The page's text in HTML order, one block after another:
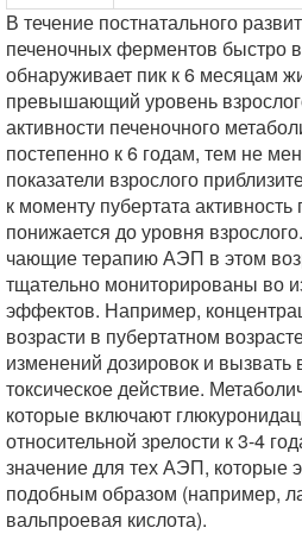
В течение постнатального
печеночных ферментов быстро
обнаруживает пик к 6 месяцам
превышающий уровень
активности печеночного
постепенно к 6 годам, тем не
показатели взрослого
к моменту пубертата
понижается до уровня
чающие терапию АЭП в этом
тщательно мониторированы во
эффектов. Например,
возрасти в пубертатном
изменений дозировок и вызвать
токсическое действие.
которые включают
относительной зрелости к 3-4
значение для тех АЭП, которые
подобным образом (например,
вальпроевая кислота).